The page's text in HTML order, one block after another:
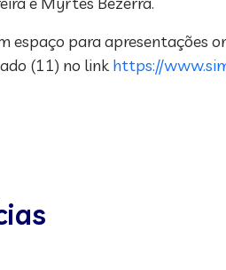
espaço para apresentações
(11) no link https://